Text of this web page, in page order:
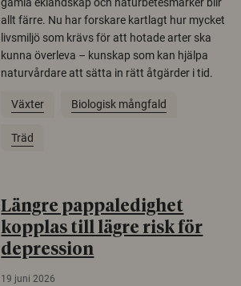
allt färre. Nu har forskare kartlagt hur mycket
livsmiljö som krävs för att hotade arter ska
kunna överleva – kunskap som kan hjälpa
naturvårdare att sätta in rätt åtgärder i tid.
Växter Biologisk mångfald
Träd
Längre pappaledighet
kopplas till lägre risk för
depression
19 juni 2026